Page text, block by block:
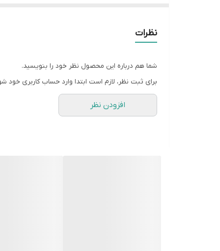
نظرات
شما هم درباره این محصول نظر خود را بنویسید.
برای ثبت نظر، لازم است ابتدا وارد حساب کاربری خود
افزودن نظر